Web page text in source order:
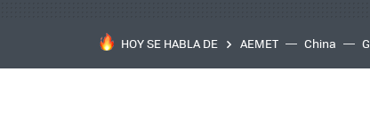
HOY SE HABLA DE AEMET China